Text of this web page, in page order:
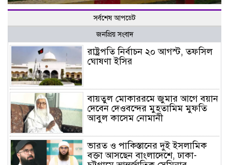
সর্বশেষ আপডেট
জনপ্রিয় সংবাদ
রাষ্ট্রপতি নির্বাচন ২০ আগস্ট, তফসিল
ঘোষণা ইসির
বায়তুল মোকাররমে জুমার আগে বয়ান
দেবেন দেওবন্দের মুহতামিম মুফতি
আবুল কাসেম নোমানী
ভারত ও পাকিস্তানের দুই ইসলামিক
বক্তা আসছেন বাংলাদেশে, ঢাকা-